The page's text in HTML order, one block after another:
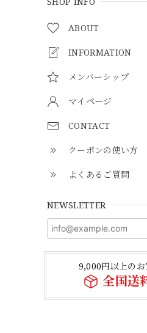
ABOUT
INFORMATION
メンバーシップ
マイページ
CONTACT
クーポンの使い方
よくあるご質問
NEWSLETTER
9,000円以上のお
全国送